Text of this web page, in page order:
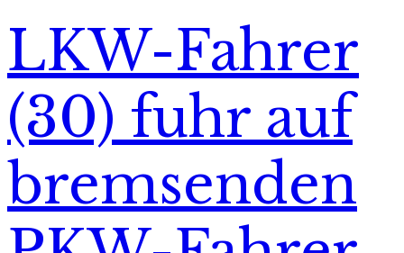
LKW-Fahrer
(30) fuhr auf
bremsenden